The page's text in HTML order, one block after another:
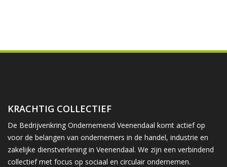
KRACHTIG COLLECTIEF
De Bedrijvenkring Ondernemend Veenendaal komt actief op
voor de belangen van ondernemers in de handel, industrie en
zakelijke dienstverlening in Veenendaal. We zijn een verbindend
collectief met focus op sociaal en circulair ondernemen.